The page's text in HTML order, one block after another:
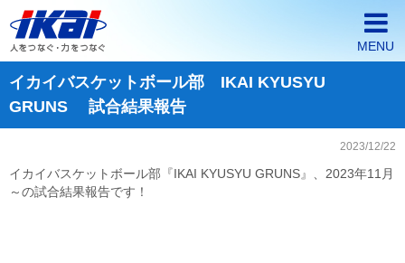
MENU
ホーム
イカイが選ばれる3つの理由
会社案内
イカイバスケットボール部 IKAI KYUSYU
GRUNS 試合結果報告
2023/12/22
イカイバスケットボール部『IKAI KYUSYU GRUNS』、2023年11月
～の試合結果報告です！